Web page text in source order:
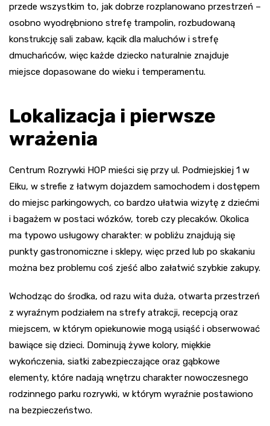
przede wszystkim to, jak dobrze rozplanowano przestrzeń –
osobno wyodrębniono strefę trampolin, rozbudowaną
konstrukcję sali zabaw, kącik dla maluchów i strefę
dmuchańców, więc każde dziecko naturalnie znajduje
miejsce dopasowane do wieku i temperamentu.
Lokalizacja i pierwsze
wrażenia
Centrum Rozrywki HOP mieści się przy ul. Podmiejskiej 1 w
Ełku, w strefie z łatwym dojazdem samochodem i dostępem
do miejsc parkingowych, co bardzo ułatwia wizytę z dziećmi
i bagażem w postaci wózków, toreb czy plecaków. Okolica
ma typowo usługowy charakter: w pobliżu znajdują się
punkty gastronomiczne i sklepy, więc przed lub po skakaniu
można bez problemu coś zjeść albo załatwić szybkie zakupy.
Wchodząc do środka, od razu wita duża, otwarta przestrzeń
z wyraźnym podziałem na strefy atrakcji, recepcją oraz
miejscem, w którym opiekunowie mogą usiąść i obserwować
bawiące się dzieci. Dominują żywe kolory, miękkie
wykończenia, siatki zabezpieczające oraz gąbkowe
elementy, które nadają wnętrzu charakter nowoczesnego
rodzinnego parku rozrywki, w którym wyraźnie postawiono
na bezpieczeństwo.